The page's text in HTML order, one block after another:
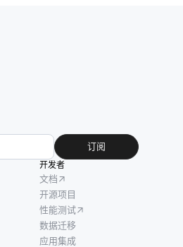
订阅
开发者
文档
开源项目
性能测试
数据迁移
应用集成